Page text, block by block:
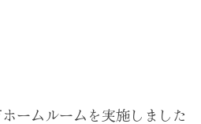
ームルームを実施しました